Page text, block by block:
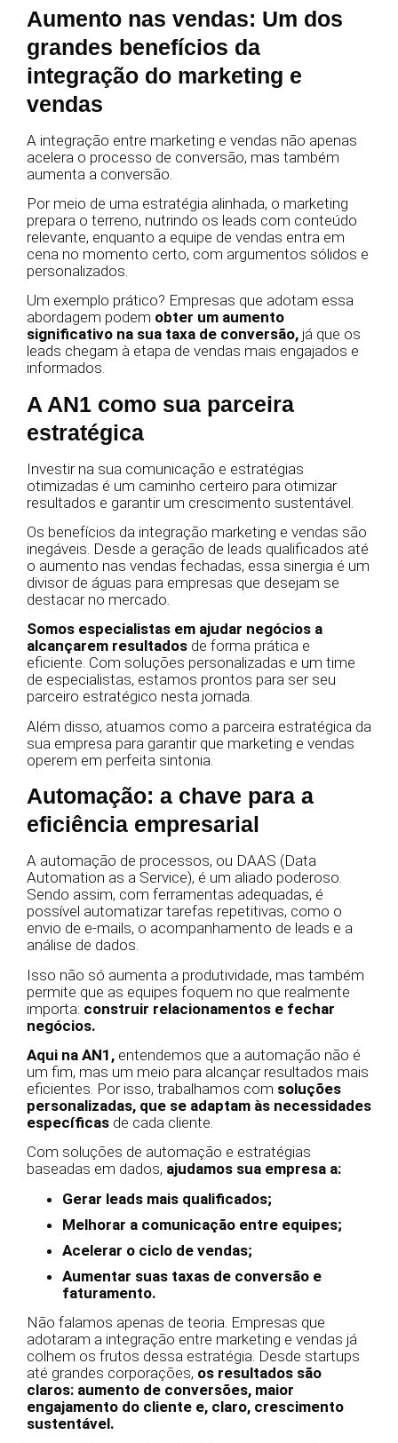
Aumento nas vendas: Um dos
grandes benefícios da
integração do marketing e
vendas
A integração entre marketing e vendas não apenas
acelera o processo de conversão, mas também
aumenta a conversão.
Por meio de uma estratégia alinhada, o marketing
prepara o terreno, nutrindo os leads com conteúdo
relevante, enquanto a equipe de vendas entra em
cena no momento certo, com argumentos sólidos e
personalizados.
Um exemplo prático? Empresas que adotam essa
abordagem podem obter um aumento
significativo na sua taxa de conversão, já que os
leads chegam à etapa de vendas mais engajados e
informados.
A AN1 como sua parceira
estratégica
Investir na sua comunicação e estratégias
otimizadas é um caminho certeiro para otimizar
resultados e garantir um crescimento sustentável.
Os benefícios da integração marketing e vendas são
inegáveis. Desde a geração de leads qualificados até
o aumento nas vendas fechadas, essa sinergia é um
divisor de águas para empresas que desejam se
destacar no mercado.
Somos especialistas em ajudar negócios a
alcançarem resultados de forma prática e
eficiente. Com soluções personalizadas e um time
de especialistas, estamos prontos para ser seu
parceiro estratégico nesta jornada.
Além disso, atuamos como a parceira estratégica da
sua empresa para garantir que marketing e vendas
operem em perfeita sintonia.
Automação: a chave para a
eficiência empresarial
A automação de processos, ou DAAS (Data
Automation as a Service), é um aliado poderoso.
Sendo assim, com ferramentas adequadas, é
possível automatizar tarefas repetitivas, como o
envio de e-mails, o acompanhamento de leads e a
análise de dados.
Isso não só aumenta a produtividade, mas também
permite que as equipes foquem no que realmente
importa: construir relacionamentos e fechar
negócios.
Aqui na AN1, entendemos que a automação não é
um fim, mas um meio para alcançar resultados mais
eficientes. Por isso, trabalhamos com soluções
personalizadas, que se adaptam às necessidades
específicas de cada cliente.
Com soluções de automação e estratégias
baseadas em dados, ajudamos sua empresa a:
Gerar leads mais qualificados;
Melhorar a comunicação entre equipes;
Acelerar o ciclo de vendas;
Aumentar suas taxas de conversão e
faturamento.
Não falamos apenas de teoria. Empresas que
adotaram a integração entre marketing e vendas já
colhem os frutos dessa estratégia. Desde startups
até grandes corporações, os resultados são
claros: aumento de conversões, maior
engajamento do cliente e, claro, crescimento
sustentável.